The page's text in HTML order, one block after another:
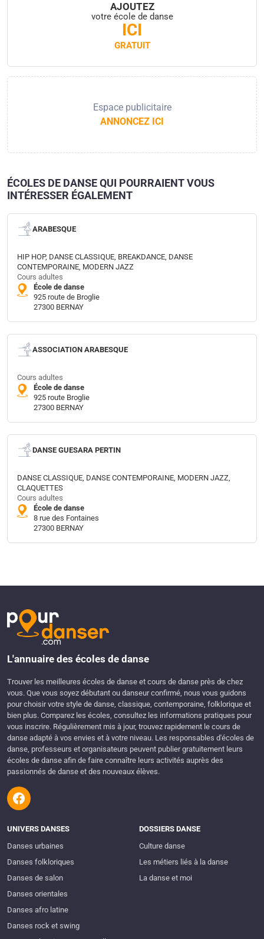
AJOUTEZ
votre école de danse
ICI
GRATUIT
Espace publicitaire
ANNONCEZ ICI
ÉCOLES DE DANSE QUI POURRAIENT VOUS
INTÉRESSER ÉGALEMENT
ARABESQUE
HIP HOP, DANSE CLASSIQUE, BREAKDANCE, DANSE
CONTEMPORAINE, MODERN JAZZ
Cours adultes
École de danse
925 route de Broglie
27300 BERNAY
ASSOCIATION ARABESQUE
Cours adultes
École de danse
925 route Broglie
27300 BERNAY
DANSE GUESARA PERTIN
DANSE CLASSIQUE, DANSE CONTEMPORAINE, MODERN JAZZ,
CLAQUETTES
Cours adultes
École de danse
8 rue des Fontaines
27300 BERNAY
L'annuaire des écoles de danse
Trouver les meilleures écoles de danse et cours de danse près de chez
vous. Que vous soyez débutant ou danseur confirmé, nous vous guidons
pour choisir votre style de danse, classique, contemporaine, folklorique et
bien plus. Comparez les écoles, consultez les informations pratiques pour
vous inscrire. Régulièrement mis à jour, trouvez rapidement le cours de
danse adapté à vos envies et à votre niveau. Les responsables d'écoles de
danse, professeurs et organisateurs peuvent publier gratuitement leurs
écoles de danse afin de faire connaître leurs activités auprès des
passionnés de danse et des nouveaux élèves.
UNIVERS DANSES
Danses urbaines
Danses folkloriques
Danses de salon
Danses orientales
Danses afro latine
Danses rock et swing
DOSSIERS DANSE
Culture danse
Les métiers liés à la danse
La danse et moi